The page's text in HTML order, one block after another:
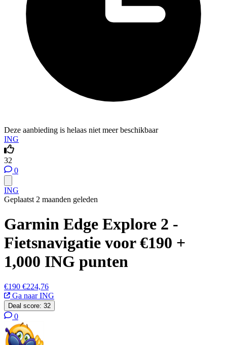
Deze aanbieding is helaas niet meer beschikbaar
ING
32
0
ING
Geplaatst 2 maanden geleden
Garmin Edge Explore 2 -
Fietsnavigatie voor €190 +
1,000 ING punten
€190 €224,76
Ga naar ING
Deal score: 32
0